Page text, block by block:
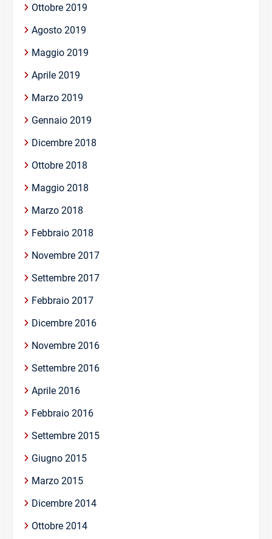
Ottobre 2019
Agosto 2019
Maggio 2019
Aprile 2019
Marzo 2019
Gennaio 2019
Dicembre 2018
Ottobre 2018
Maggio 2018
Marzo 2018
Febbraio 2018
Novembre 2017
Settembre 2017
Febbraio 2017
Dicembre 2016
Novembre 2016
Settembre 2016
Aprile 2016
Febbraio 2016
Settembre 2015
Giugno 2015
Marzo 2015
Dicembre 2014
Ottobre 2014